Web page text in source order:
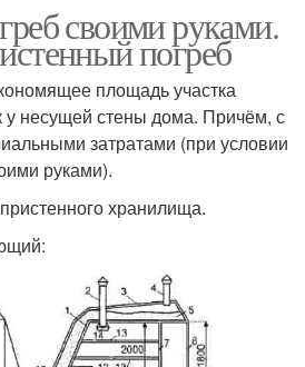
своими руками.
погреб
площадь участка
у несущей стены дома. Причём, с
затратами (при условии
руками).
хранилища.